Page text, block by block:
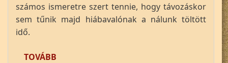
számos ismeretre szert tennie, hogy távozáskor
sem tűnik majd hiábavalónak a nálunk töltött
idő.
TOVÁBB